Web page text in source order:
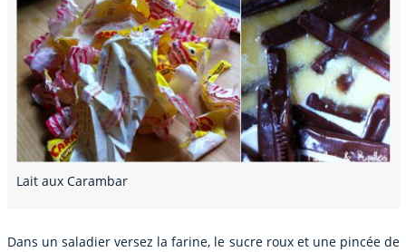
Lait aux Carambar
Dans un saladier versez la farine, le sucre roux et une pincée de